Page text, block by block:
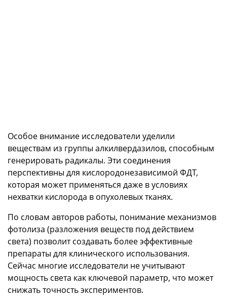
Особое внимание исследователи уделили
веществам из группы алкилвердазилов, способным
генерировать радикалы. Эти соединения
перспективны для кислородонезависимой ФДТ,
которая может применяться даже в условиях
нехватки кислорода в опухолевых тканях.
По словам авторов работы, понимание механизмов
фотолиза (разложения веществ под действием
света) позволит создавать более эффективные
препараты для клинического использования.
Сейчас многие исследователи не учитывают
мощность света как ключевой параметр, что может
снижать точность экспериментов.